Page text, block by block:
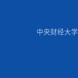
中央财经大学